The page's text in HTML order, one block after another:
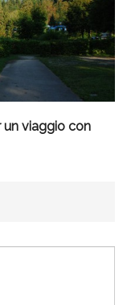
un viaggio con